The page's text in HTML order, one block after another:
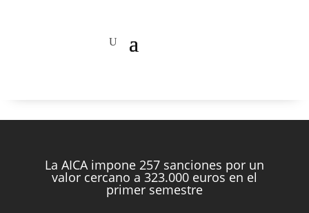
La AICA impone 257 sanciones por un
valor cercano a 323.000 euros en el
primer semestre